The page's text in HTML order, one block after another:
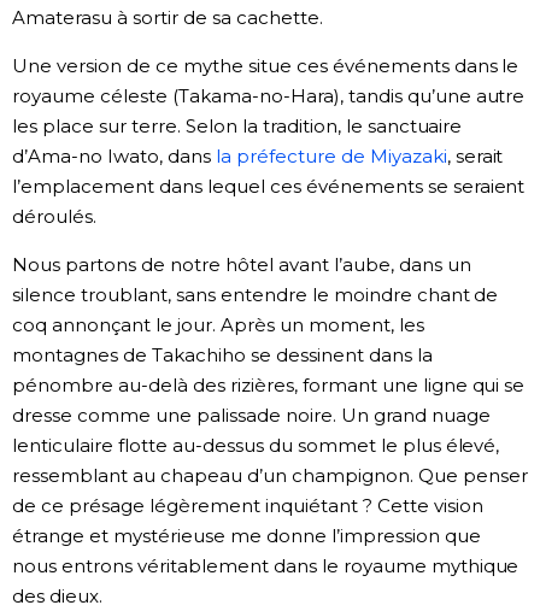
Amaterasu à sortir de sa cachette.
Une version de ce mythe situe ces événements dans le
royaume céleste (Takama-no-Hara), tandis qu’une autre
les place sur terre. Selon la tradition, le sanctuaire
d’Ama-no Iwato, dans la préfecture de Miyazaki, serait
l’emplacement dans lequel ces événements se seraient
déroulés.
Nous partons de notre hôtel avant l’aube, dans un
silence troublant, sans entendre le moindre chant de
coq annonçant le jour. Après un moment, les
montagnes de Takachiho se dessinent dans la
pénombre au-delà des rizières, formant une ligne qui se
dresse comme une palissade noire. Un grand nuage
lenticulaire flotte au-dessus du sommet le plus élevé,
ressemblant au chapeau d’un champignon. Que penser
de ce présage légèrement inquiétant ? Cette vision
étrange et mystérieuse me donne l’impression que
nous entrons véritablement dans le royaume mythique
des dieux.